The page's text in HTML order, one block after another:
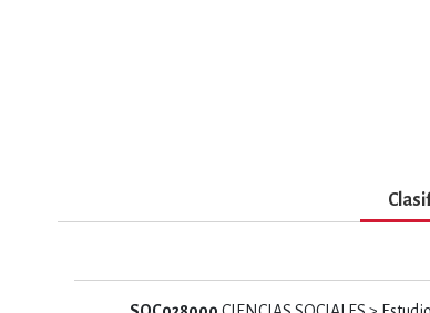
NOVELA